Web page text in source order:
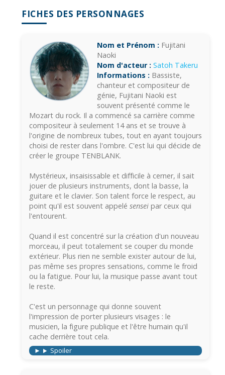
FICHES DES PERSONNAGES
Nom et Prénom : Fujitani
Naoki
Nom d'acteur : Satoh Takeru
Informations : Bassiste,
chanteur et compositeur de
génie, Fujitani Naoki est
souvent présenté comme le
Mozart du rock. Il a commencé sa carrière comme
compositeur à seulement 14 ans et se trouve à
l'origine de nombreux tubes, tout en ayant toujours
choisi de rester dans l'ombre. C'est lui qui décide de
créer le groupe TENBLANK.
Mystérieux, insaisissable et difficile à cerner, il sait
jouer de plusieurs instruments, dont la basse, la
guitare et le clavier. Son talent force le respect, au
point qu'il est souvent appelé sensei par ceux qui
l'entourent.
Quand il est concentré sur la création d'un nouveau
morceau, il peut totalement se couper du monde
extérieur. Plus rien ne semble exister autour de lui,
pas même ses propres sensations, comme le froid
ou la fatigue. Pour lui, la musique passe avant tout
le reste.
C'est un personnage qui donne souvent
l'impression de porter plusieurs visages : le
musicien, la figure publique et l'être humain qu'il
cache derrière tout cela.
Spoiler